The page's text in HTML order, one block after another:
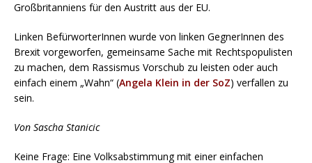
Großbritanniens für den Austritt aus der EU.
Linken BefürworterInnen wurde von linken GegnerInnen des
Brexit vorgeworfen, gemeinsame Sache mit Rechtspopulisten
zu machen, dem Rassismus Vorschub zu leisten oder auch
einfach einem „Wahn“ (Angela Klein in der SoZ) verfallen zu
sein.
Von Sascha Stanicic
Keine Frage: Eine Volksabstimmung mit einer einfachen